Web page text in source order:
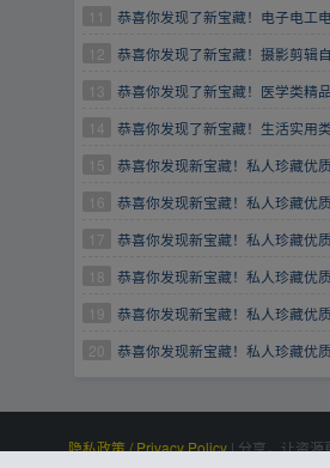
单11
恭喜你发现了新宝藏！电子电工
品书单
12
恭喜你发现了新宝藏！摄影剪辑
精品书单
13
恭喜你发现了新宝藏！医学类精
14
恭喜你发现了新宝藏！生活实用
单15
恭喜你发现新宝藏！私人珍藏优
用精品书籍分享第13期【情商口才类】
16
恭喜你发现新宝藏！私人珍藏优
用精品书籍分享第14期【情商口才类】
17
恭喜你发现新宝藏！私人珍藏优
用精品书籍分享第16期【为人处世类】
18
恭喜你发现新宝藏！私人珍藏优
用精品书籍分享第17期【为人处世类】
19
恭喜你发现新宝藏！私人珍藏优
用精品书籍分享第21期【厨艺美食类】
20
恭喜你发现新宝藏！私人珍藏优
隐私政策 / Privacy Policy|分享，让资源